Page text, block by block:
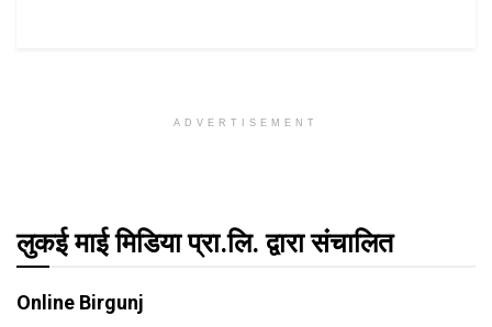
ADVERTISEMENT
लुकई माई मिडिया प्रा.लि. द्वारा संचालित
Online Birgunj